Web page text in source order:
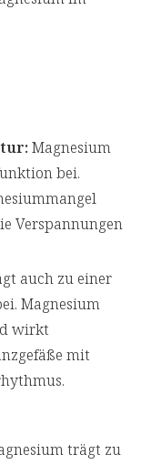
Magnesium
bei.
Verspannungen
auch zu einer
Magnesium
wirkt
mit
trägt zu